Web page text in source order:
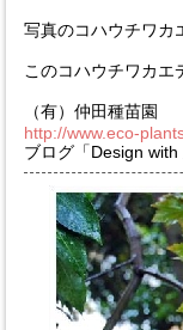
写真のコハウチワカ
このコハウチワカエ
（有）仲田種苗園
http://www.eco-
ブログ「Design with